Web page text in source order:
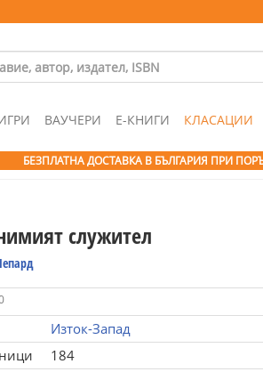
ВАУЧЕРИ Е-КНИГИ КЛАСАЦИИ
БЕЗПЛАТНА ДОСТАВКА В БЪЛГАРИЯ ПРИ
служител
Изток-Запад
184